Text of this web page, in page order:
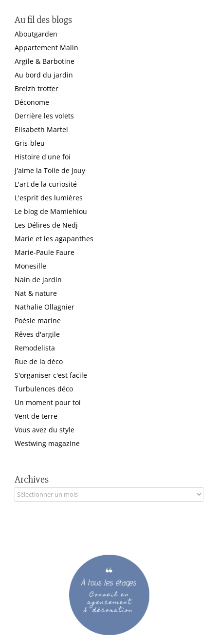
Au fil des blogs
Aboutgarden
Appartement Malin
Argile & Barbotine
Au bord du jardin
Breizh trotter
Déconome
Derrière les volets
Elisabeth Martel
Gris-bleu
Histoire d'une foi
J'aime la Toile de Jouy
L'art de la curiosité
L'esprit des lumières
Le blog de Mamiehiou
Les Délires de Nedj
Marie et les agapanthes
Marie-Paule Faure
Monesille
Nain de jardin
Nat & nature
Nathalie Ollagnier
Poésie marine
Rêves d'argile
Remodelista
Rue de la déco
S'organiser c'est facile
Turbulences déco
Un moment pour toi
Vent de terre
Vous avez du style
Westwing magazine
Archives
Archives